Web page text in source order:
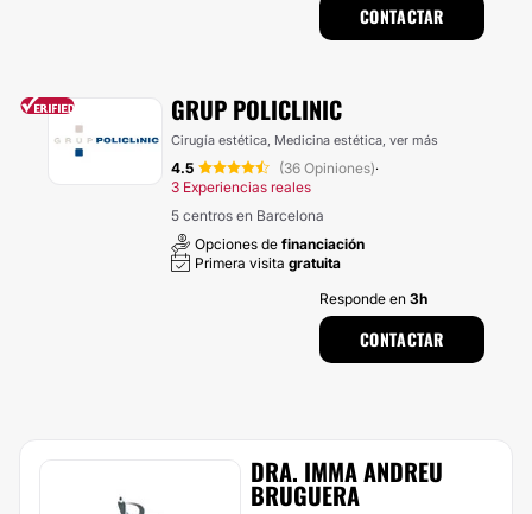
CONTACTAR
GRUP POLICLINIC
Cirugía estética, Medicina estética, ver más
4.5 (36 Opiniones)·
3 Experiencias reales
5 centros en Barcelona
Opciones de financiación
Primera visita gratuita
Responde en 3h
CONTACTAR
DRA. IMMA ANDREU
BRUGUERA